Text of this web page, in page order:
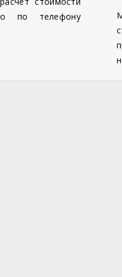
по телефону